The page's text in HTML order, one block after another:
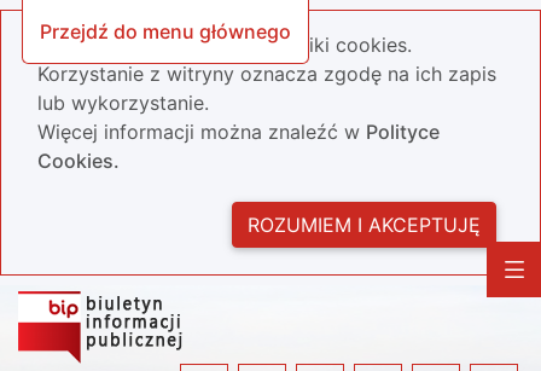
Przejdź do menu głównego
Nasza strona wykorzystuje pliki cookies.
Korzystanie z witryny oznacza zgodę na ich zapis
lub wykorzystanie.
Więcej informacji można znaleźć w Polityce
Cookies.
ROZUMIEM I AKCEPTUJĘ